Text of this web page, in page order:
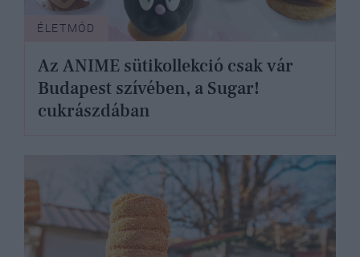
ÉLETMÓD
Az ANIME sütikollekció csak vár
Budapest szívében, a Sugar!
cukrászdában